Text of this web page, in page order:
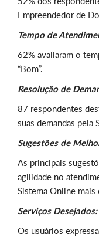
Empreendedor de
Tempo de
62% avaliaram o
“Bom”.
Resolução de
87 respondentes
suas demandas pela
Sugestões de
As principais
agilidade no
Sistema Online mais
Serviços Desejados:
Os usuários